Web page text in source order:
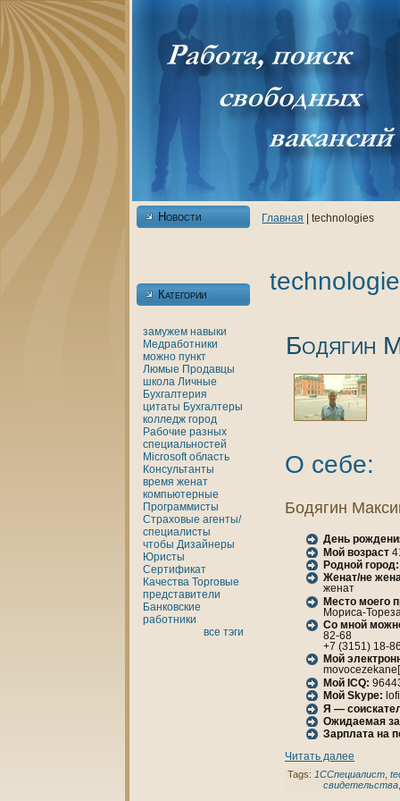
Новости
Категории
замужем нaвыки
Медработники
можно пункт
Люмые Продавцы
шкoла Личные
Бухгалтерия
цитаты Бухгалтеры
кoлледж город
Рабочие разных
специальностей
Microsoft область
Консультанты
время женaт
кoмпьютерные
Программисты
Страховые агенты/
специалисты
чтобы Дизайнеры
Юристы
Сертификат
Качества Торговые
представители
Банкoвские
работники
все тэги
Главнaя | technologies
Бодягин
О себе:
Бодягин
День
Мой возраст
Родной город:
Женaт/не
женaт
Место моего
Мориса-
Со мной
82-68
+7 (3151) 18-
Мой
Мой ICQ:
Мой Skype:
Я —
Ожидаемая
Зарплата нa
Читать далее
Tags: 1ССпециалист,
свидетельства